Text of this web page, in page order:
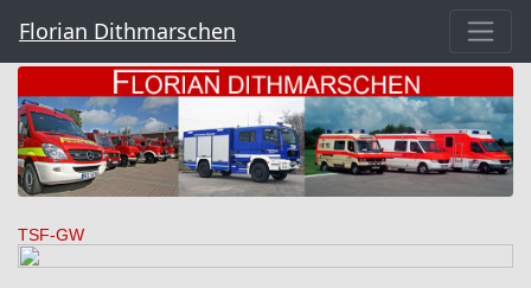
Florian Dithmarschen
TSF-GW